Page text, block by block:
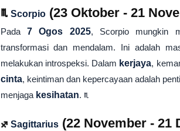
♏ Scorpio(23 Oktober - 21
Pada 7 Ogos 2025, Scorpio mungkin
transformasi dan mendalam. Ini adalah
melakukan introspeksi. Dalam kerjaya,
cinta, keintiman dan kepercayaan adalah
menjaga kesihatan. ♏
♐ Sagittarius(22 November - 21